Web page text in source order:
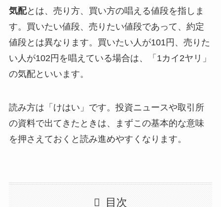
気配とは、売り方、買い方の唱える値段を指しま
す。買いたい値段、売りたい値段であって、約定
値段とは異なります。買いたい人が101円、売りた
い人が102円を唱えている場合は、「1カイ2ヤリ」
の気配といいます。
読み方は「けはい」です。投資ニュースや取引所
の資料で出てきたときは、まずこの基本的な意味
を押さえておくと読み進めやすくなります。
目次